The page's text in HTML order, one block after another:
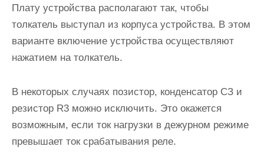
Плату устройства располагают так, чтобы
толкатель выступал из корпуса устройства. В этом
варианте включение устройства осуществляют
нажатием на толкатель.
В некоторых случаях позистор, конденсатор СЗ и
резистор R3 можно исключить. Это окажется
возможным, если ток нагрузки в дежурном режиме
превышает ток срабатывания реле.